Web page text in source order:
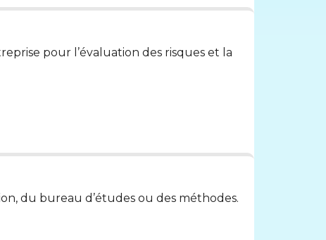
pour l’évaluation des risques et la
du bureau d’études ou des méthodes.